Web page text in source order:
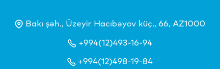
Bakı şəh., Üzeyir Hacıbəyov küç., 66, AZ1000
+994(12)493-16-94
+994(12)498-19-84